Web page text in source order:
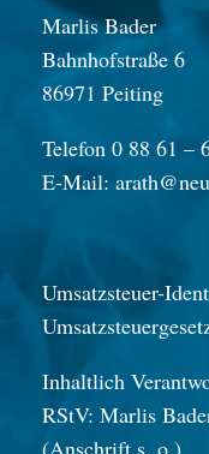
Marlis Bader
Bahnhofstraße 6
86971 Peiting
Telefon 0 88 61 –
E-Mail:
Umsatzsteuer-
Inhaltlich
RStV: Marlis
(Anschrift s. o.)